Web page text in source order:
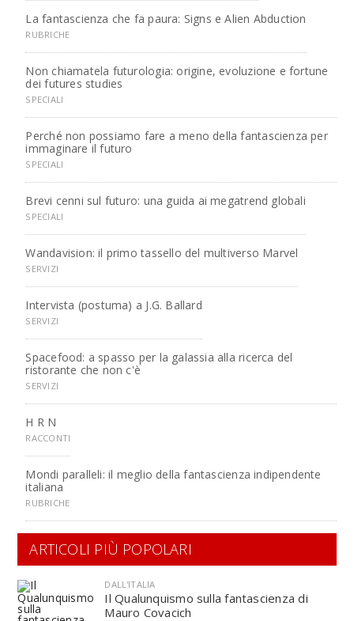
La fantascienza che fa paura: Signs e Alien Abduction
RUBRICHE
Non chiamatela futurologia: origine, evoluzione e fortune
dei futures studies
SPECIALI
Perché non possiamo fare a meno della fantascienza per
immaginare il futuro
SPECIALI
Brevi cenni sul futuro: una guida ai megatrend globali
SPECIALI
Wandavision: il primo tassello del multiverso Marvel
SERVIZI
Intervista (postuma) a J.G. Ballard
SERVIZI
Spacefood: a spasso per la galassia alla ricerca del
ristorante che non c'è
SERVIZI
H R N
RACCONTI
Mondi paralleli: il meglio della fantascienza indipendente
italiana
RUBRICHE
ARTICOLI PIÙ POPOLARI
DALL'ITALIA
Il Qualunquismo sulla fantascienza di
Mauro Covacich